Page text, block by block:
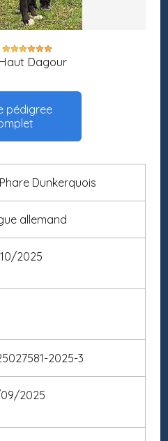
Dagour
pédigree
Dunkerquois
allemand
2025
2025-3
2025